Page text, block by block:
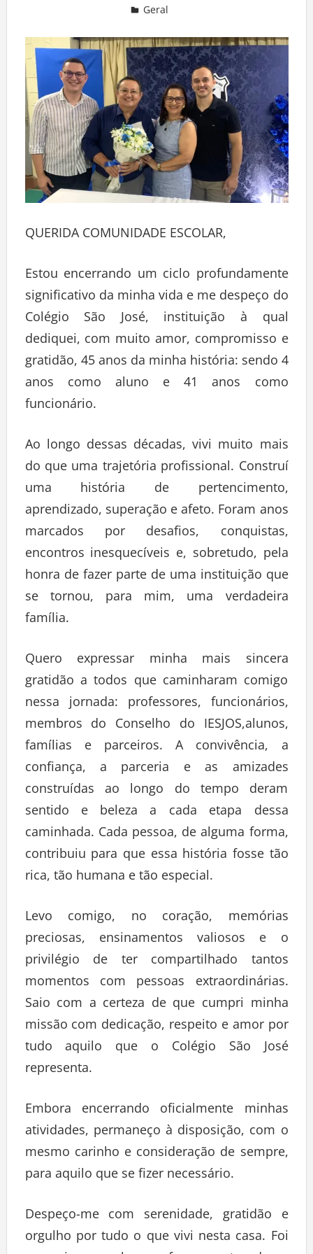
Geral
QUERIDA COMUNIDADE ESCOLAR,
Estou encerrando um ciclo profundamente
significativo da minha vida e me despeço do
Colégio São José, instituição à qual
dediquei, com muito amor, compromisso e
gratidão, 45 anos da minha história: sendo 4
anos como aluno e 41 anos como
funcionário.
Ao longo dessas décadas, vivi muito mais
do que uma trajetória profissional. Construí
uma história de pertencimento,
aprendizado, superação e afeto. Foram anos
marcados por desafios, conquistas,
encontros inesquecíveis e, sobretudo, pela
honra de fazer parte de uma instituição que
se tornou, para mim, uma verdadeira
família.
Quero expressar minha mais sincera
gratidão a todos que caminharam comigo
nessa jornada: professores, funcionários,
membros do Conselho do IESJOS,alunos,
famílias e parceiros. A convivência, a
confiança, a parceria e as amizades
construídas ao longo do tempo deram
sentido e beleza a cada etapa dessa
caminhada. Cada pessoa, de alguma forma,
contribuiu para que essa história fosse tão
rica, tão humana e tão especial.
Levo comigo, no coração, memórias
preciosas, ensinamentos valiosos e o
privilégio de ter compartilhado tantos
momentos com pessoas extraordinárias.
Saio com a certeza de que cumpri minha
missão com dedicação, respeito e amor por
tudo aquilo que o Colégio São José
representa.
Embora encerrando oficialmente minhas
atividades, permaneço à disposição, com o
mesmo carinho e consideração de sempre,
para aquilo que se fizer necessário.
Despeço-me com serenidade, gratidão e
orgulho por tudo o que vivi nesta casa. Foi